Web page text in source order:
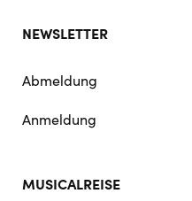
NEWSLETTER
Abmeldung
Anmeldung
MUSICALREISE